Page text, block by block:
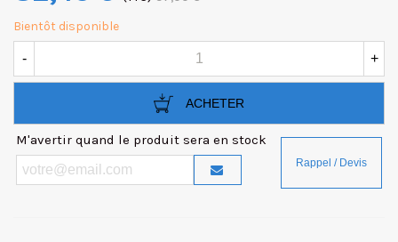
Bientôt disponible
- +
ACHETER
M'avertir quand le produit sera en stock